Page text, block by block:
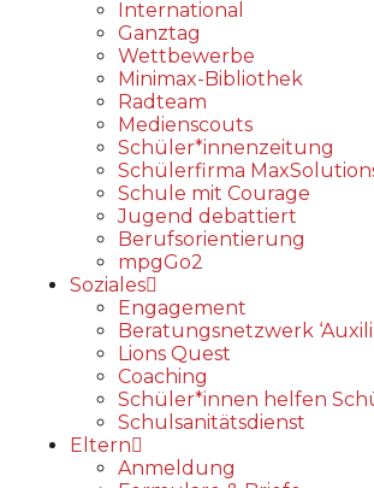
International
Ganztag
Wettbewerbe
Minimax-Bibliothek​
Radteam
Medienscouts
Schüler*innenzeitung
Schülerfirma
Schule mit Courage
Jugend debattiert
Berufsorientierung
mpgGo2
Soziales
Engagement
Beratungsnetzwerk
Lions Quest
Coaching
Schüler*innen helfen
Schulsanitätsdienst
Eltern
Anmeldung